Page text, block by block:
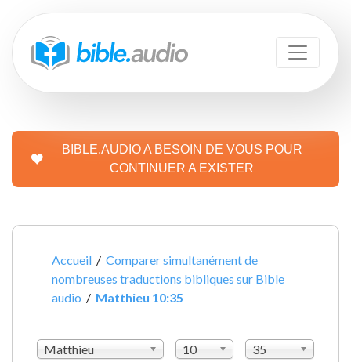
BIBLE.AUDIO A BESOIN DE VOUS POUR
CONTINUER A EXISTER
Accueil /Comparer simultanément de
nombreuses traductions bibliques sur Bible
audio / Matthieu 10:35
Matthieu 10 35